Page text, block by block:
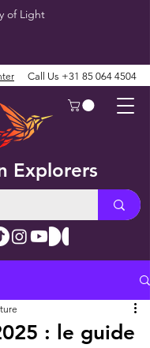
of Light
Explorers
Call Us +31 85 064 4504
: le guide